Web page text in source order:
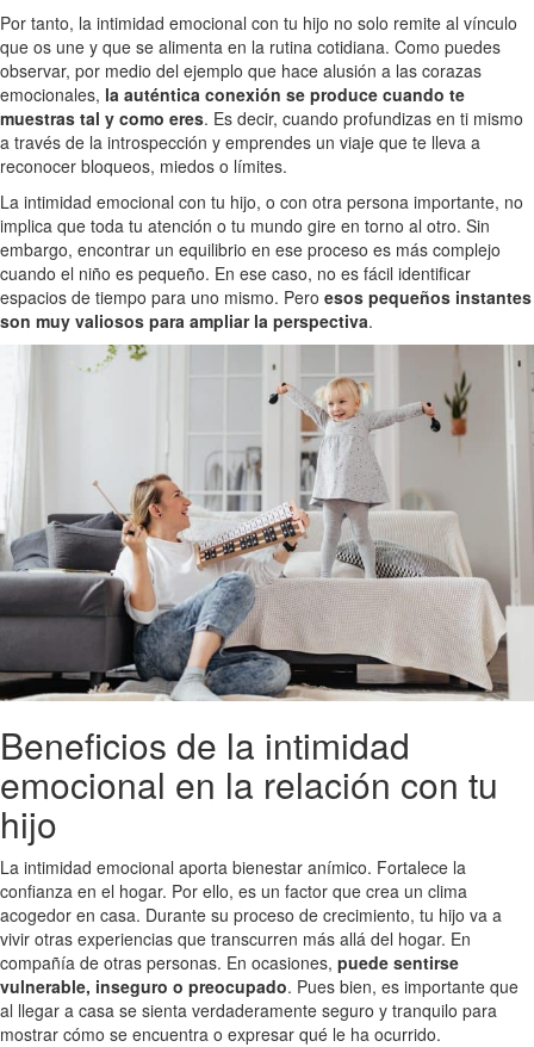
Por tanto, la intimidad emocional con tu hijo no solo remite al vínculo
que os une y que se alimenta en la rutina cotidiana. Como puedes
observar, por medio del ejemplo que hace alusión a las corazas
emocionales, la auténtica conexión se produce cuando te
muestras tal y como eres. Es decir, cuando profundizas en ti mismo
a través de la introspección y emprendes un viaje que te lleva a
reconocer bloqueos, miedos o límites.
La intimidad emocional con tu hijo, o con otra persona importante, no
implica que toda tu atención o tu mundo gire en torno al otro. Sin
embargo, encontrar un equilibrio en ese proceso es más complejo
cuando el niño es pequeño. En ese caso, no es fácil identificar
espacios de tiempo para uno mismo. Pero esos pequeños instantes
son muy valiosos para ampliar la perspectiva.
Beneficios de la intimidad
emocional en la relación con tu
hijo
La intimidad emocional aporta bienestar anímico. Fortalece la
confianza en el hogar. Por ello, es un factor que crea un clima
acogedor en casa. Durante su proceso de crecimiento, tu hijo va a
vivir otras experiencias que transcurren más allá del hogar. En
compañía de otras personas. En ocasiones, puede sentirse
vulnerable, inseguro o preocupado. Pues bien, es importante que
al llegar a casa se sienta verdaderamente seguro y tranquilo para
mostrar cómo se encuentra o expresar qué le ha ocurrido.